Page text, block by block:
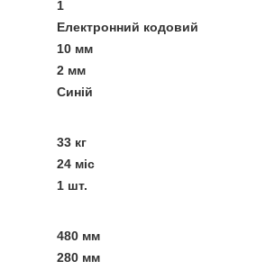
1
Електронний кодовий
10 мм
2 мм
Синій
33 кг
24 міс
1 шт.
480 мм
280 мм